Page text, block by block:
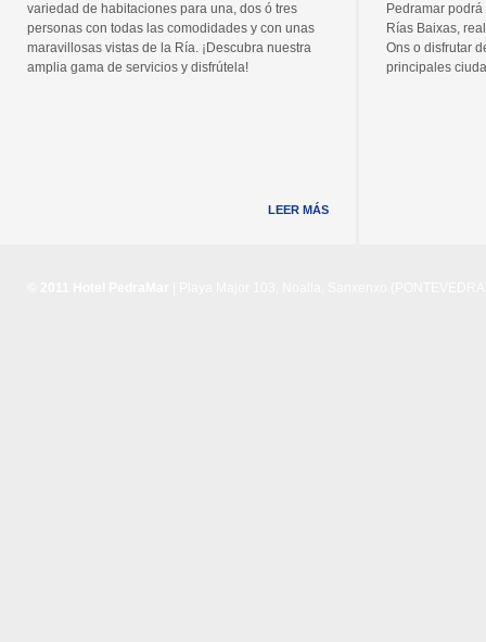
variedad de habitaciones para una, dos ó tres
personas con todas las comodidades y con unas
maravillosas vistas de la Ría. ¡Descubra nuestra
amplia gama de servicios y disfrútela!
LEER MÁS
Pedramar
Rías Baixas,
Ons o disfrutar
principales